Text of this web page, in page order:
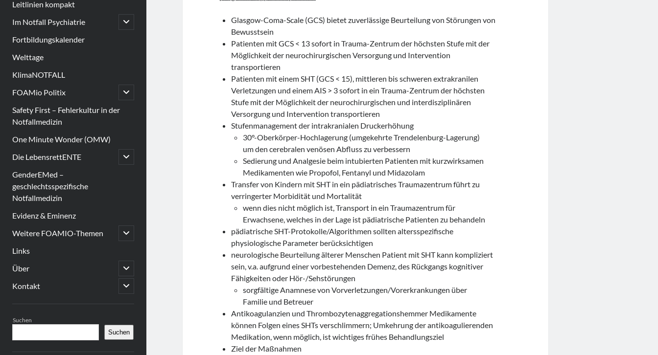
Leitlinien kompakt
Im Notfall Psychiatrie
open
child
Fortbildungskalender
Welttage
KlimaNOTFALL
FOAMio Politix
open
child
Safety First – Fehlerkultur in der
Notfallmedizin
One Minute Wonder (OMW)
Die LebensrettENTE
open
child
GenderEMed –
geschlechtsspezifische
Notfallmedizin
Evidenz & Eminenz
Weitere FOAMIO-Themen
open
child
Links
Über
open
child
menu
Kontakt
open
child
Suchen
Suchen
Glasgow-Coma-Scale (GCS) bietet zuverlässige Beurteilung von Störungen von
Bewusstsein
Patienten mit GCS < 13 sofort in Trauma-Zentrum der höchsten Stufe mit der
Möglichkeit der neurochirurgischen Versorgung und Intervention
transportieren
Patienten mit einem SHT (GCS < 15), mittleren bis schweren extrakranilen
Verletzungen und einem AIS > 3 sofort in ein Trauma-Zentrum der höchsten
Stufe mit der Möglichkeit der neurochirurgischen und interdisziplinären
Versorgung und Intervention transportieren
Stufenmanagement der intrakranialen Druckerhöhung
30°-Oberkörper-Hochlagerung (umgekehrte Trendelenburg-Lagerung)
um den cerebralen venösen Abfluss zu verbessern
Sedierung und Analgesie beim intubierten Patienten mit kurzwirksamen
Medikamenten wie Propofol, Fentanyl und Midazolam
Transfer von Kindern mit SHT in ein pädiatrisches Traumazentrum führt zu
verringerter Morbidität und Mortalität
wenn dies nicht möglich ist, Transport in ein Traumazentrum für
Erwachsene, welches in der Lage ist pädiatrische Patienten zu behandeln
pädiatrische SHT-Protokolle/Algorithmen sollten altersspezifische
physiologische Parameter berücksichtigen
neurologische Beurteilung älterer Menschen Patient mit SHT kann kompliziert
sein, v.a. aufgrund einer vorbestehenden Demenz, des Rückgangs kognitiver
Fähigkeiten oder Hör-/Sehstörungen
sorgfältige Anamnese von Vorverletzungen/Vorerkrankungen über
Familie und Betreuer
Antikoagulanzien und Thrombozytenaggregationshemmer Medikamente
können Folgen eines SHTs verschlimmern; Umkehrung der antikoagulierenden
Medikation, wenn möglich, ist wichtiges frühes Behandlungsziel
Ziel der Maßnahmen